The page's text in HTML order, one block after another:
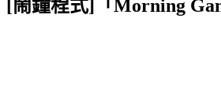
[鬧鐘程式]「Morning